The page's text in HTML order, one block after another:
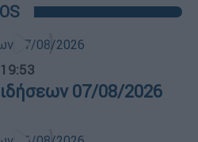
07/08/2026